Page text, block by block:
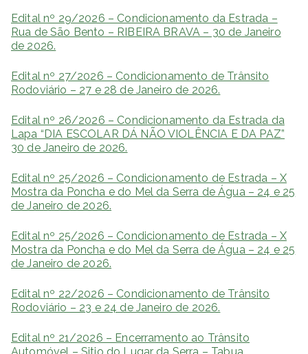
Edital nº 29/2026 – Condicionamento da Estrada –
Rua de São Bento – RIBEIRA BRAVA – 30 de Janeiro
de 2026.
Edital nº 27/2026 – Condicionamento de Trânsito
Rodoviário – 27 e 28 de Janeiro de 2026.
Edital nº 26/2026 – Condicionamento da Estrada da
Lapa “DIA ESCOLAR DÁ NÃO VIOLÊNCIA E DA PAZ”
30 de Janeiro de 2026.
Edital nº 25/2026 – Condicionamento de Estrada – X
Mostra da Poncha e do Mel da Serra de Água – 24 e 25
de Janeiro de 2026.
Edital nº 25/2026 – Condicionamento de Estrada – X
Mostra da Poncha e do Mel da Serra de Água – 24 e 25
de Janeiro de 2026.
Edital nº 22/2026 – Condicionamento de Trânsito
Rodoviário – 23 e 24 de Janeiro de 2026.
Edital nº 21/2026 – Encerramento ao Trânsito